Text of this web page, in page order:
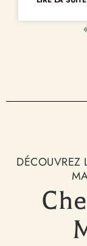
DÉCOUVREZ